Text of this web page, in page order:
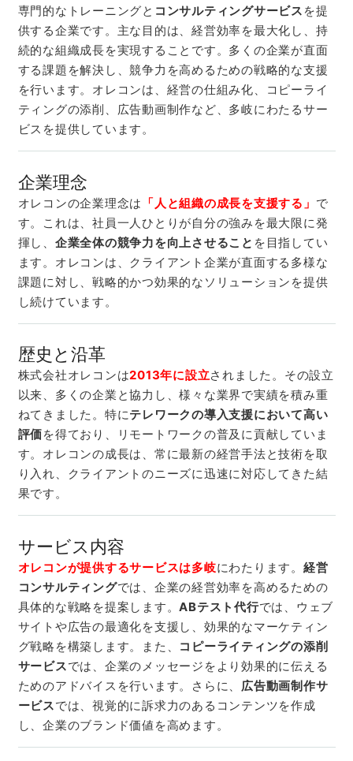
専門的なトレーニングと コンサルティングサービス を提
供する企業です。主な目的は、経営効率を最大化し、持
続的な組織成長を実現することです。多くの企業が直面
する課題を解決し、競争力を高めるための戦略的な支援
を行います。オレコンは、経営の仕組み化、コピーライ
ティングの添削、広告動画制作など、多岐にわたるサー
ビスを提供しています。
企業理念
オレコンの企業理念は 「人と組織の成長を支援する」 で
す。これは、社員一人ひとりが自分の強みを最大限に発
揮し、 企業全体の競争力を向上させること を目指してい
ます。オレコンは、クライアント企業が直面する多様な
課題に対し、戦略的かつ効果的なソリューションを提供
し続けています。
歴史と沿革
株式会社オレコンは2013年に設立されました。その設立
以来、多くの企業と協力し、様々な業界で実績を積み重
ねてきました。特にテレワークの導入支援において高い
評価を得ており、リモートワークの普及に貢献していま
す。オレコンの成長は、常に最新の経営手法と技術を取
り入れ、クライアントのニーズに迅速に対応してきた結
果です。
サービス内容
オレコンが提供するサービスは多岐にわたります。 経営
コンサルティングでは、企業の経営効率を高めるための
具体的な戦略を提案します。ABテスト代行では、ウェブ
サイトや広告の最適化を支援し、効果的なマーケティン
グ戦略を構築します。また、 コピーライティングの添削
サービスでは、企業のメッセージをより効果的に伝える
ためのアドバイスを行います。さらに、 広告動画制作サ
ービスでは、視覚的に訴求力のあるコンテンツを作成
し、企業のブランド価値を高めます。